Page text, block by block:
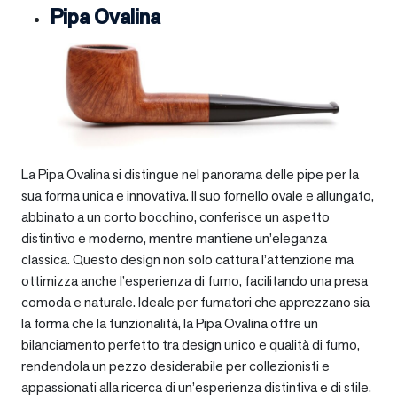
Pipa Ovalina
La Pipa Ovalina si distingue nel panorama delle pipe per la
sua forma unica e innovativa. Il suo fornello ovale e allungato,
abbinato a un corto bocchino, conferisce un aspetto
distintivo e moderno, mentre mantiene un’eleganza
classica. Questo design non solo cattura l’attenzione ma
ottimizza anche l’esperienza di fumo, facilitando una presa
comoda e naturale. Ideale per fumatori che apprezzano sia
la forma che la funzionalità, la Pipa Ovalina offre un
bilanciamento perfetto tra design unico e qualità di fumo,
rendendola un pezzo desiderabile per collezionisti e
appassionati alla ricerca di un’esperienza distintiva e di stile.